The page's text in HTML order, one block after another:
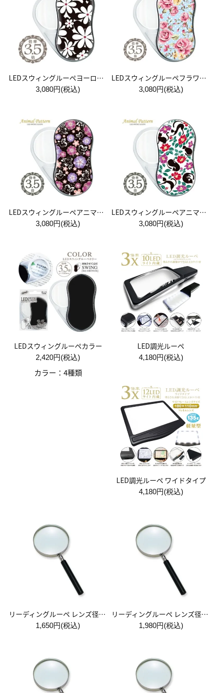
LEDスウィングルーペヨーロピアンクラシック柄 デザイン16
3,080円(税込)
LEDスウィングルーペフラワーパターン柄 デザイン21
3,080円(税込)
LEDスウィングルーペアニマル柄 デザイン23
3,080円(税込)
LEDスウィングルーペアニマル柄 デザイン24
3,080円(税込)
LEDスウィングルーペカラー
2,420円(税込)
カラー：4種類
LED調光ルーペ
4,180円(税込)
LED調光ルーペ ワイドタイプ
4,180円(税込)
リーディングルーペ レンズ径50mm
1,650円(税込)
リーディングルーペ レンズ径65mm
1,980円(税込)